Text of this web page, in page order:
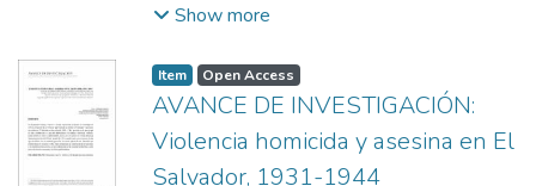
percepción de la población sobre las
Se consideran los siguientes apartados:
contexto internacional, drogas ilícitas versus
drogas lícitas, la adicción a SPAs como
enfermedad; y el rol de los medios de
Show more
Item Open Access
AVANCE DE INVESTIGACIÓN:
Violencia homicida y asesina en El
Salvador, 1931-1944